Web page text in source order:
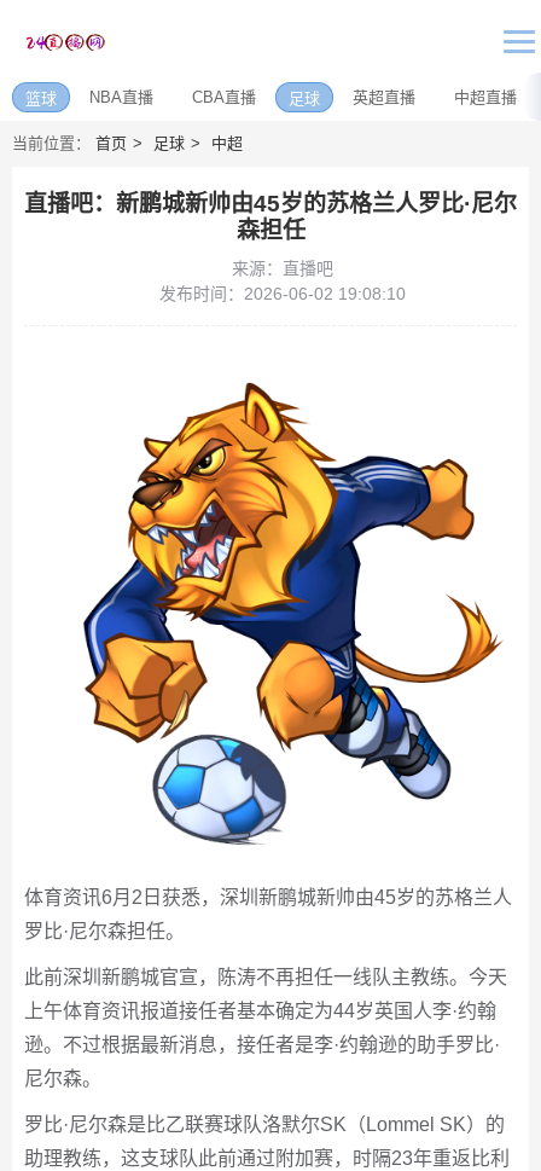
篮球 NBA直播 CBA直播 足球 英超直播 中超直播
当前位置： 首页 足球 中超
直播吧：新鹏城新帅由45岁的苏格兰人罗比·尼尔
森担任
来源：直播吧
发布时间：2026-06-02 19:08:10
体育资讯6月2日获悉，深圳新鹏城新帅由45岁的苏格兰人
罗比·尼尔森担任。
此前深圳新鹏城官宣，陈涛不再担任一线队主教练。今天
上午体育资讯报道接任者基本确定为44岁英国人李·约翰
逊。不过根据最新消息，接任者是李·约翰逊的助手罗比·
尼尔森。
罗比·尼尔森是比乙联赛球队洛默尔SK（Lommel SK）的
助理教练，这支球队此前通过附加赛，时隔23年重返比利